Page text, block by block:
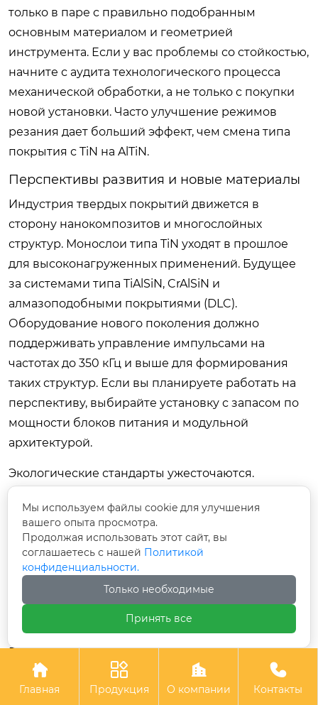
только в паре с правильно подобранным
основным материалом и геометрией
инструмента. Если у вас проблемы со стойкостью,
начните с аудита технологического процесса
механической обработки, а не только с покупки
новой установки. Часто улучшение режимов
резания дает больший эффект, чем смена типа
покрытия с TiN на AlTiN.
Перспективы развития и новые материалы
Индустрия твердых покрытий движется в
сторону нанокомпозитов и многослойных
структур. Монослои типа TiN уходят в прошлое
для высоконагруженных применений. Будущее
за системами типа TiAlSiN, CrAlSiN и
алмазоподобными покрытиями (DLC).
Оборудование нового поколения должно
поддерживать управление импульсами на
частотах до 350 кГц и выше для формирования
таких структур. Если вы планируете работать на
перспективу, выбирайте установку с запасом по
мощности блоков питания и модульной
архитектурой.
Экологические стандарты ужесточаются.
Процессы становятся более
энергоэффективными. Рекуперация тепла от
систем охлаждения и использование частотных
преобразователей на насосах становятся нормой.
Также растет спрос на биосовместимые
покрытия для медицины (нитрид титана, оксиды).
Для работы в этой сфере потребуется
оборудование высшего класса чистоты (Clean
Room class 1000 или лучше) и валидация
процессов по медицинским стандартам.

Главная

Продукция

О компании

Контакты
Мы используем файлы cookie для улучшения
вашего опыта просмотра.
Продолжая использовать этот сайт, вы
соглашаетесь с нашей Политикой
конфиденциальности.
Только необходимые
Принять все